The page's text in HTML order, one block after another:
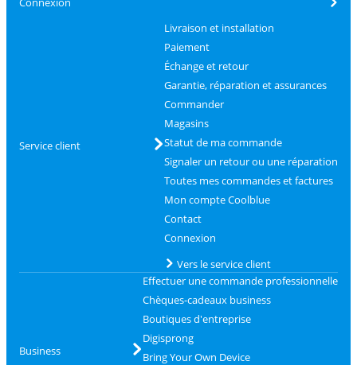
Service client
Livraison et installation
Paiement
Échange et retour
Garantie, réparation et assurances
Commander
Magasins
Statut de ma commande
Signaler un retour ou une réparation
Toutes mes commandes et factures
Mon compte Coolblue
Contact
Connexion
Vers le service client
Business
Effectuer une commande professionnelle
Chèques-cadeaux business
Boutiques d'entreprise
Digisprong
Bring Your Own Device